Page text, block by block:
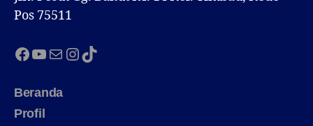
Pos 75511
Facebook
YouTube
MailInstagram
TikTok
Beranda
Profil